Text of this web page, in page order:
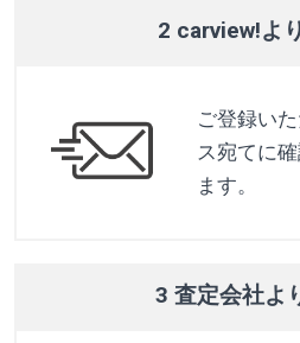
2 carview!よ
ご登録い
ス宛てに
ます。
3 査定会社よ